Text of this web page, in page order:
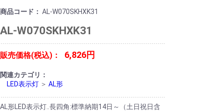
商品コード： AL-W070SKHXK31
AL-W070SKHXK31
販売価格(税込)： 6,826円
関連カテゴリ：
LED表示灯 ＞ AL形
AL形LED表示灯..長四角:標準納期14日～（土日祝日含